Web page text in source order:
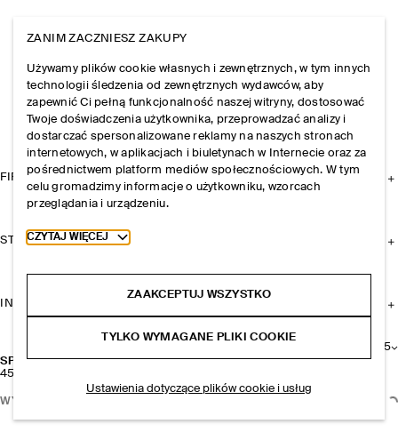
SPODNIE Z SZEROKIMI NOGAWKAMI
450 zł
5
WYBIERZ ROZMIAR
FIRMA
STREFA KLIENTA
INFORMACJE I REGULAMINY
ZANIM ZACZNIESZ ZAKUPY
Używamy plików cookie własnych i zewnętrznych, w tym innych
technologii śledzenia od zewnętrznych wydawców, aby
zapewnić Ci pełną funkcjonalność naszej witryny, dostosować
Twoje doświadczenia użytkownika, przeprowadzać analizy i
dostarczać spersonalizowane reklamy na naszych stronach
internetowych, w aplikacjach i biuletynach w Internecie oraz za
pośrednictwem platform mediów społecznościowych. W tym
celu gromadzimy informacje o użytkowniku, wzorcach
przeglądania i urządzeniu.
Toggle more cookie information
CZYTAJ WIĘCEJ
ZAAKCEPTUJ WSZYSTKO
TYLKO WYMAGANE PLIKI COOKIE
Ustawienia dotyczące plików cookie i usług